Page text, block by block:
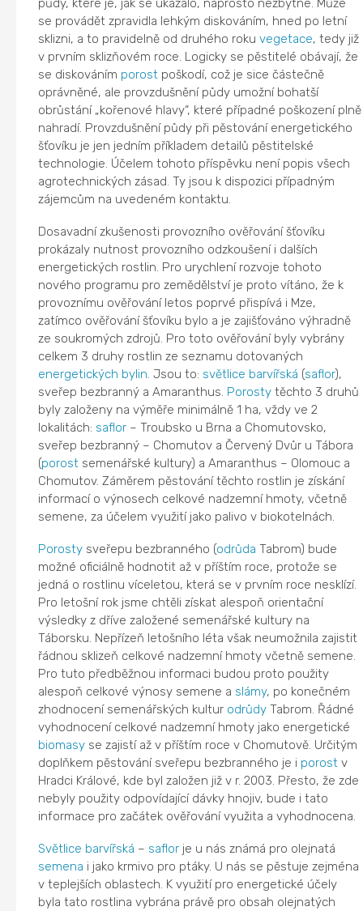
se provádět zpravidla lehkým diskováním, hned po letní
sklizni, a to pravidelně od druhého rokuvegetace, tedy již
v prvním sklizňovém roce. Logicky se pěstitelé obávají, že
se diskováním porost poškodí, což je sice částečně
oprávněné, ale provzdušnění půdy umožní bohatší
obrůstání „kořenové hlavy“, které případné poškození plně
nahradí. Provzdušnění půdy při pěstování energetického
šťovíku je jen jedním příkladem detailů pěstitelské
technologie. Účelem tohoto příspěvku není popis všech
agrotechnických zásad. Ty jsou k dispozici případným
zájemcům na uvedeném kontaktu.
Dosavadní zkušenosti provozního ověřování šťovíku
prokázaly nutnost provozního odzkoušení i dalších
energetických rostlin. Pro urychlení rozvoje tohoto
nového programu pro zemědělství je proto vítáno, že k
provoznímu ověřování letos poprvé přispívá i Mze,
zatímco ověřování šťovíku bylo a je zajišťováno výhradně
ze soukromých zdrojů. Pro toto ověřování byly vybrány
celkem 3 druhy rostlin ze seznamu dotovaných
energetických bylin . Jsou to: světlice barvířská (saflor),
sveřep bezbranný a Amaranthus. Porosty těchto 3 druhů
byly založeny na výměře minimálně 1 ha, vždy ve 2
lokalitách: saflor – Troubsko u Brna a Chomutovsko,
sveřep bezbranný – Chomutov a Červený Dvůr u Tábora
(porost semenářské kultury) a Amaranthus – Olomouc a
Chomutov. Záměrem pěstování těchto rostlin je získání
informací o výnosech celkové nadzemní hmoty, včetně
semene, za účelem využití jako palivo v biokotelnách.
Porosty sveřepu bezbranného (odrůda Tabrom) bude
možné oficiálně hodnotit až v příštím roce, protože se
jedná o rostlinu víceletou, která se v prvním roce nesklízí.
Pro letošní rok jsme chtěli získat alespoň orientační
výsledky z dříve založené semenářské kultury na
Táborsku. Nepřízeň letošního léta však neumožnila zajistit
řádnou sklizeň celkové nadzemní hmoty včetně semene.
Pro tuto předběžnou informaci budou proto použity
alespoň celkové výnosy semene a slámy, po konečném
zhodnocení semenářských kultur odrůdy Tabrom. Řádné
vyhodnocení celkové nadzemní hmoty jako energetické
biomasy se zajistí až v příštím roce v Chomutově. Určitým
doplňkem pěstování sveřepu bezbranného je i porost v
Hradci Králové, kde byl založen již v r. 2003. Přesto, že zde
nebyly použity odpovídající dávky hnojiv, bude i tato
informace pro začátek ověřování využita a vyhodnocena.
Světlice barvířská – saflor je u nás známá pro olejnatá
semena i jako krmivo pro ptáky. U nás se pěstuje zejména
v teplejších oblastech. K využití pro energetické účely
byla tato rostlina vybrána právě pro obsah olejnatých